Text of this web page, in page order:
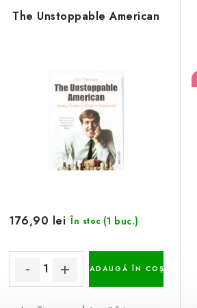
The Unstoppable American
În stoc (1 buc.)
176,90 lei
ADAUGĂ ÎN COŞ